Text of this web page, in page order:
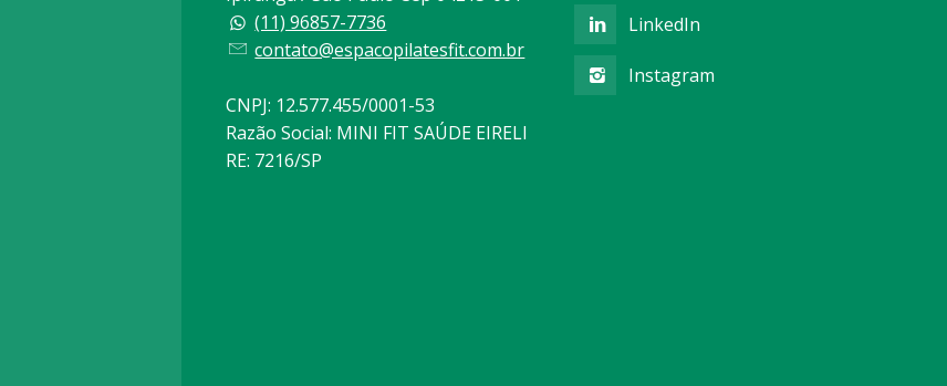
(11) 96857-7736
contato@espacopilatesfit.com.br
CNPJ: 12.577.455/0001-53
Razão Social: MINI FIT SAÚDE EIRELI
RE: 7216/SP
LinkedIn
Instagram